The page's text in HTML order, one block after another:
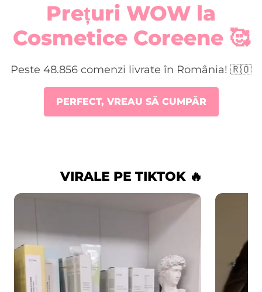
Prețuri WOW la
Cosmetice Coreene 🥰
Peste 48.856 comenzi livrate în România! 🇷🇴
PERFECT, VREAU SĂ CUMPĂR
VIRALE PE TIKTOK 🔥